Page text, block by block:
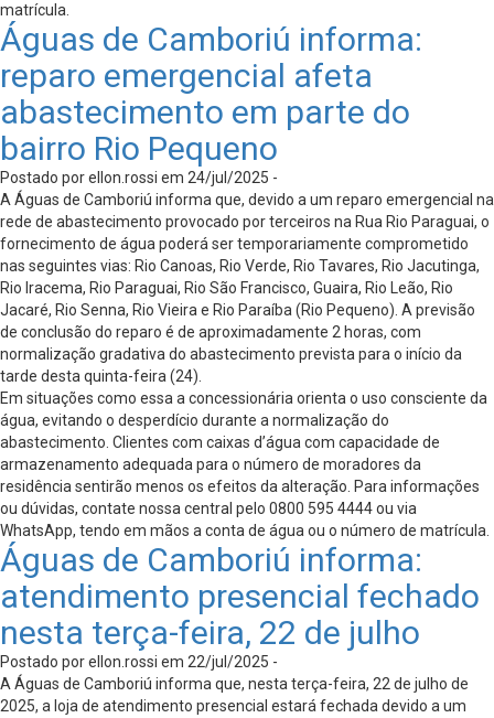
matrícula.
Águas de Camboriú informa:
reparo emergencial afeta
abastecimento em parte do
bairro Rio Pequeno
Postado por ellon.rossi em 24/jul/2025 -
A Águas de Camboriú informa que, devido a um reparo emergencial na
rede de abastecimento provocado por terceiros na Rua Rio Paraguai, o
fornecimento de água poderá ser temporariamente comprometido
nas seguintes vias: Rio Canoas, Rio Verde, Rio Tavares, Rio Jacutinga,
Rio Iracema, Rio Paraguai, Rio São Francisco, Guaira, Rio Leão, Rio
Jacaré, Rio Senna, Rio Vieira e Rio Paraíba (Rio Pequeno). A previsão
de conclusão do reparo é de aproximadamente 2 horas, com
normalização gradativa do abastecimento prevista para o início da
tarde desta quinta-feira (24).
Em situações como essa a concessionária orienta o uso consciente da
água, evitando o desperdício durante a normalização do
abastecimento. Clientes com caixas d’água com capacidade de
armazenamento adequada para o número de moradores da
residência sentirão menos os efeitos da alteração. Para informações
ou dúvidas, contate nossa central pelo 0800 595 4444 ou via
WhatsApp, tendo em mãos a conta de água ou o número de matrícula.
Águas de Camboriú informa:
atendimento presencial fechado
nesta terça-feira, 22 de julho
Postado por ellon.rossi em 22/jul/2025 -
A Águas de Camboriú informa que, nesta terça-feira, 22 de julho de
2025, a loja de atendimento presencial estará fechada devido a um